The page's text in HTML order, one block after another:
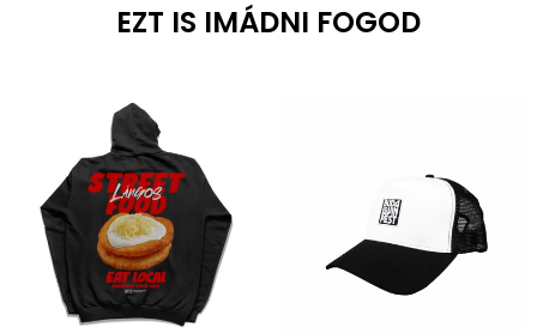
EZT IS IMÁDNI FOGOD